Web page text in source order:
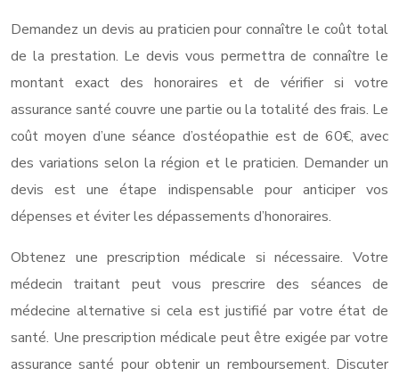
Demandez un devis au praticien pour connaître le coût total
de la prestation. Le devis vous permettra de connaître le
montant exact des honoraires et de vérifier si votre
assurance santé couvre une partie ou la totalité des frais. Le
coût moyen d’une séance d’ostéopathie est de 60€, avec
des variations selon la région et le praticien. Demander un
devis est une étape indispensable pour anticiper vos
dépenses et éviter les dépassements d’honoraires.
Obtenez une prescription médicale si nécessaire. Votre
médecin traitant peut vous prescrire des séances de
médecine alternative si cela est justifié par votre état de
santé. Une prescription médicale peut être exigée par votre
assurance santé pour obtenir un remboursement. Discuter